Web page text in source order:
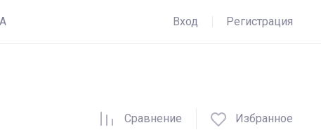
Вход Регистрация
Сравнение Избранное